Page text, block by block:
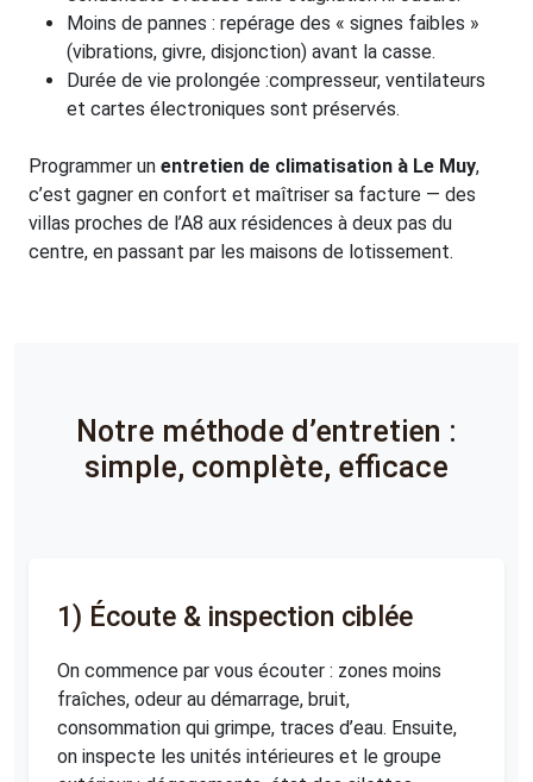
Moins de pannes : repérage des « signes faibles »
(vibrations, givre, disjonction) avant la casse.
Durée de vie prolongée :compresseur, ventilateurs
et cartes électroniques sont préservés.
Programmer un entretien de climatisation à Le Muy,
c’est gagner en confort et maîtriser sa facture — des
villas proches de l’A8 aux résidences à deux pas du
centre, en passant par les maisons de lotissement.
Notre méthode d’entretien :
simple, complète, efficace
1) Écoute & inspection ciblée
On commence par vous écouter : zones moins
fraîches, odeur au démarrage, bruit,
consommation qui grimpe, traces d’eau. Ensuite,
on inspecte les unités intérieures et le groupe